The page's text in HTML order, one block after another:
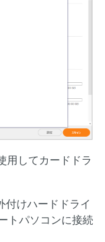
用してカードドラ
付けハードドライ
トパソコンに接続